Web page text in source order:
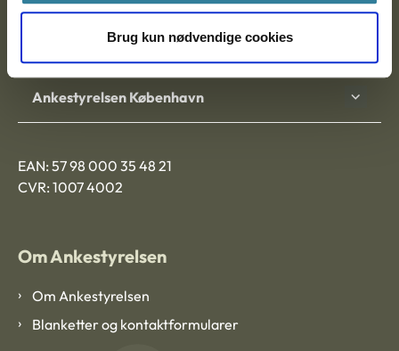
Brug kun nødvendige cookies
Ankestyrelsen Aalborg
Ankestyrelsen København
EAN: 57 98 000 35 48 21
CVR: 1007 4002
Om Ankestyrelsen
Om Ankestyrelsen
Blanketter og kontaktformularer